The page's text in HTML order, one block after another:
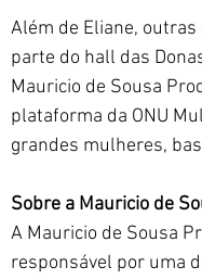
Além de Eliane,
parte do hall das
Mauricio de Sousa
plataforma da ONU
grandes mulheres,
Sobre a Mauricio de
A Mauricio de Sousa
responsável por uma